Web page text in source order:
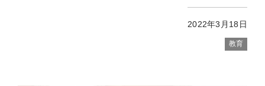
2022年3月18日
教育